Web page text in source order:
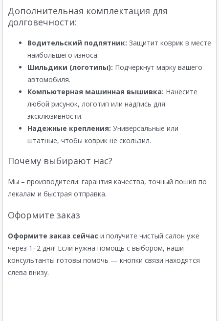
Дополнительная комплектация для
долговечности:
Водительский подпятник: Защитит коврик в месте
наибольшего износа.
Шильдики (логотипы): Подчеркнут марку вашего
автомобиля.
Компьютерная машинная вышивка: Нанесите
любой рисунок, логотип или надпись для
эксклюзивности.
Надежные крепления: Универсальные или
штатные, чтобы коврик не скользил.
Почему выбирают нас?
Мы – производители: гарантия качества, точный пошив по
лекалам и быстрая отправка.
Оформите заказ
Оформите заказ сейчас и получите чистый салон уже
через 1–2 дня! Если нужна помощь с выбором, наши
консультанты готовы помочь — кнопки связи находятся
слева внизу.